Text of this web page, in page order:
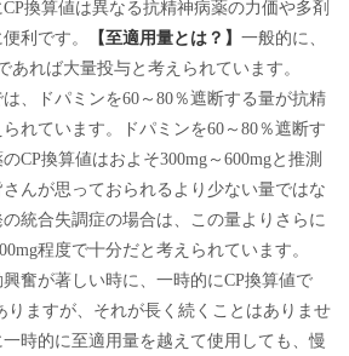
換算値は異なる抗精神病薬の力価や多剤
利です。
【至適用量とは？】 一般的に、
あれば大量投与と考えられています。
、ドパミンを60～80％遮断する量が抗精
れています。ドパミンを60～80％遮断す
CP換算値はおよそ300mg～600mgと推測
んが思っておられるより少ない量ではな
統合失調症の場合は、この量よりさらに
程度で十分だと考えられています。
奮が著しい時に、一時的にCP換算値で
りますが、それが長く続くことはありませ
時的に至適用量を越えて使用しても、慢